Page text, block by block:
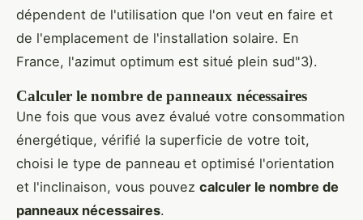
dépendent de l'utilisation que l'on veut en faire et
de l'emplacement de l'installation solaire. En
France, l'azimut optimum est situé plein sud"3).
Calculer le nombre de panneaux nécessaires
Une fois que vous avez évalué votre consommation
énergétique, vérifié la superficie de votre toit,
choisi le type de panneau et optimisé l'orientation
et l'inclinaison, vous pouvez calculer le nombre de
panneaux nécessaires.